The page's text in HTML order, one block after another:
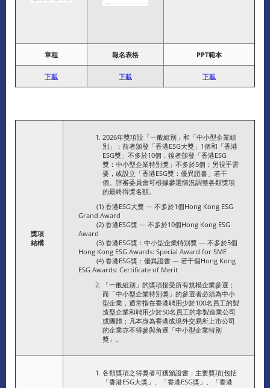
章程 報名表格 PPT範本
下載 下載 下載
獎項
結構
2026年獎項設「一般組別」和「中小型企業組
別」；前者頒發「香港ESG大獎」1個和「香港
ESG獎」不多於10個，後者頒發「香港ESG
獎：中小型企業特別獎」不多於5個；另視乎需
要，或設立「香港ESG獎：優異證書」若干
個。評審委員會可根據參選情況調整各類獎項
的最終得獎名額。
(1) 香港ESG大獎 — 不多於1個Hong Kong ESG
Grand Award
(2) 香港ESG獎 — 不多於10個Hong Kong ESG
Award
(3) 香港ESG獎：中小型企業特別獎 — 不多於5個
Hong Kong ESG Awards: Special Award for SME
(4) 香港ESG獎：優異證書 — 若干個Hong Kong
ESG Awards: Certificate of Merit
「一般組別」的獎項接受所有規模企業參選；
而「中小型企業特別獎」的參選者必須為中小
型企業，通常指在香港聘用少於100名員工的製
造型企業和聘用少於50名員工的非製造業公司
或團體；凡本身為香港或境外交易所上市公司
的企業亦不得參與角逐「中小型企業特別
獎」。
各類獎項之得獎者可獲頒證書；主要獎項(包括
「香港ESG大獎」、「香港ESG獎」、「香港